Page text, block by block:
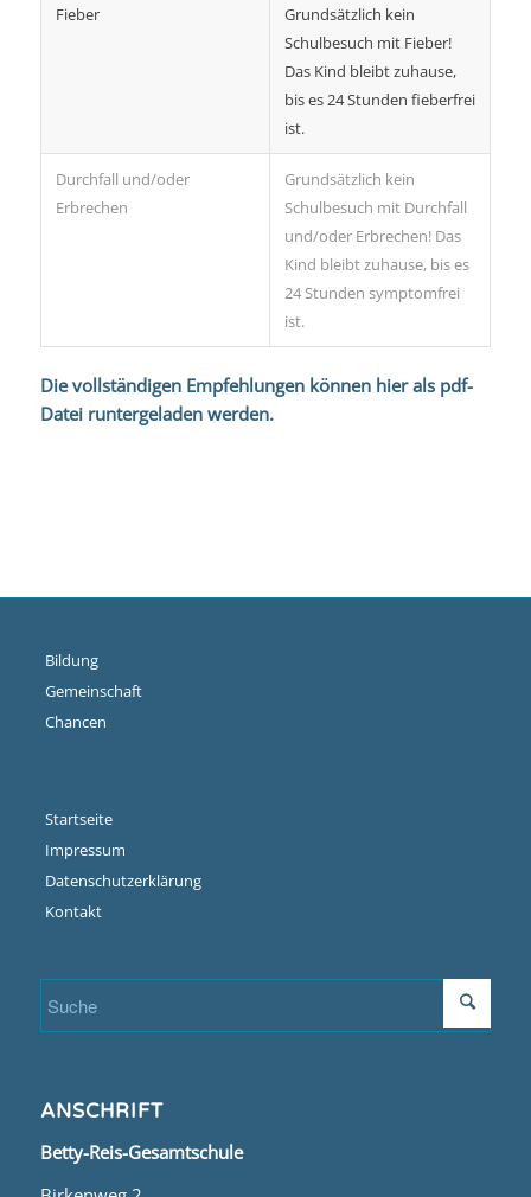
Fieber
Grundsätzlich kein
Schulbesuch mit Fieber!
Das Kind bleibt zuhause,
bis es 24 Stunden fieberfrei
ist.
Durchfall und/oder
Erbrechen
Grundsätzlich kein
Schulbesuch mit Durchfall
und/oder Erbrechen! Das
Kind bleibt zuhause, bis es
24 Stunden symptomfrei
ist.
Dievollständigen Empfehlungen können hier als pdf-
Dateiruntergeladen werden.
Bildung
Gemeinschaft
Chancen
Startseite
Impressum
Datenschutzerklärung
Kontakt
ANSCHRIFT
Betty-Reis-Gesamtschule